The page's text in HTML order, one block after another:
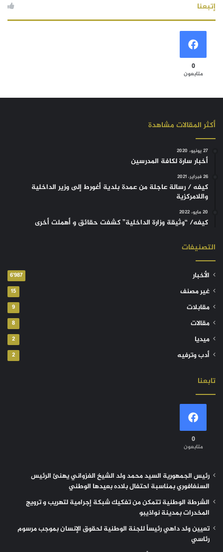
إتبعنا
0
متابعون
أكثر المقالات مشاهدة
27 يونيو، 2020
أخبار سارة لكافة المدرسين
26 فبراير، 2021
كيفه / رسالة عاجلة من عمدة بلدية أغورط إلى وزير الداخلية
واللامركزية
20 مايو، 2022
كيفه/ “وثيقة وزارة الداخلية” كشفت حقائق و أهملت أخرى
التصنيفات
الأخبار 6٬987
غير مصنف 15
مقابلات 9
مقالات 8
ميديا 2
أدب وترفيه 2
تابعنا
0
متابعون
رئيس الجمهورية السيد محمد ولد الشيخ الغزواني يهنئ الرئيس
السنغافوري بمناسبة احتفال بلاده بعيدها الوطني
الشرطة الوطنية تتمكن من تفكيك شبكة إجرامية لتهريب و ترويج
المخدرات بمدينة نواذيبو
تعيين ولد داهي رئيساً للجنة الوطنية لحقوق الإنسان بموجب مرسوم
رئاسي